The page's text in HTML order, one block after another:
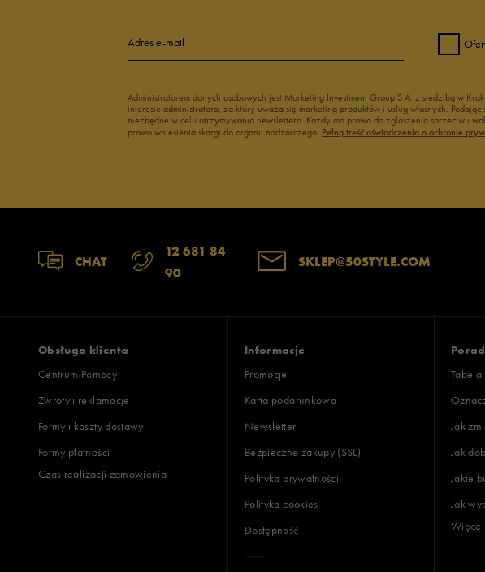
Adres e-mail
Administratorem danych osobowych jest Marketing Investment Group S.A. z siedzibą w
interesie administratora, za który uważa się marketing produktów i usług własnych.
niezbędne w celu otrzymywania newslettera. Każdy ma prawo do zgłoszenia sprzeciwu
prawo wniesienia skargi do organu nadzorczego. Pełną treść oświadczenia o ochronie
CHAT
12 681 84
90
SKLEP@50STYLE.COM
Obsługa klienta
Centrum Pomocy
Zwroty i reklamacje
Formy i koszty dostawy
Formy płatności
Czas realizacji zamówienia
Informacje
Promocje
Karta podarunkowa
Newsletter
Bezpieczne zakupy (SSL)
Polityka prywatności
Polityka cookies
Dostępność
Jak
Jak
Jakie
Jak